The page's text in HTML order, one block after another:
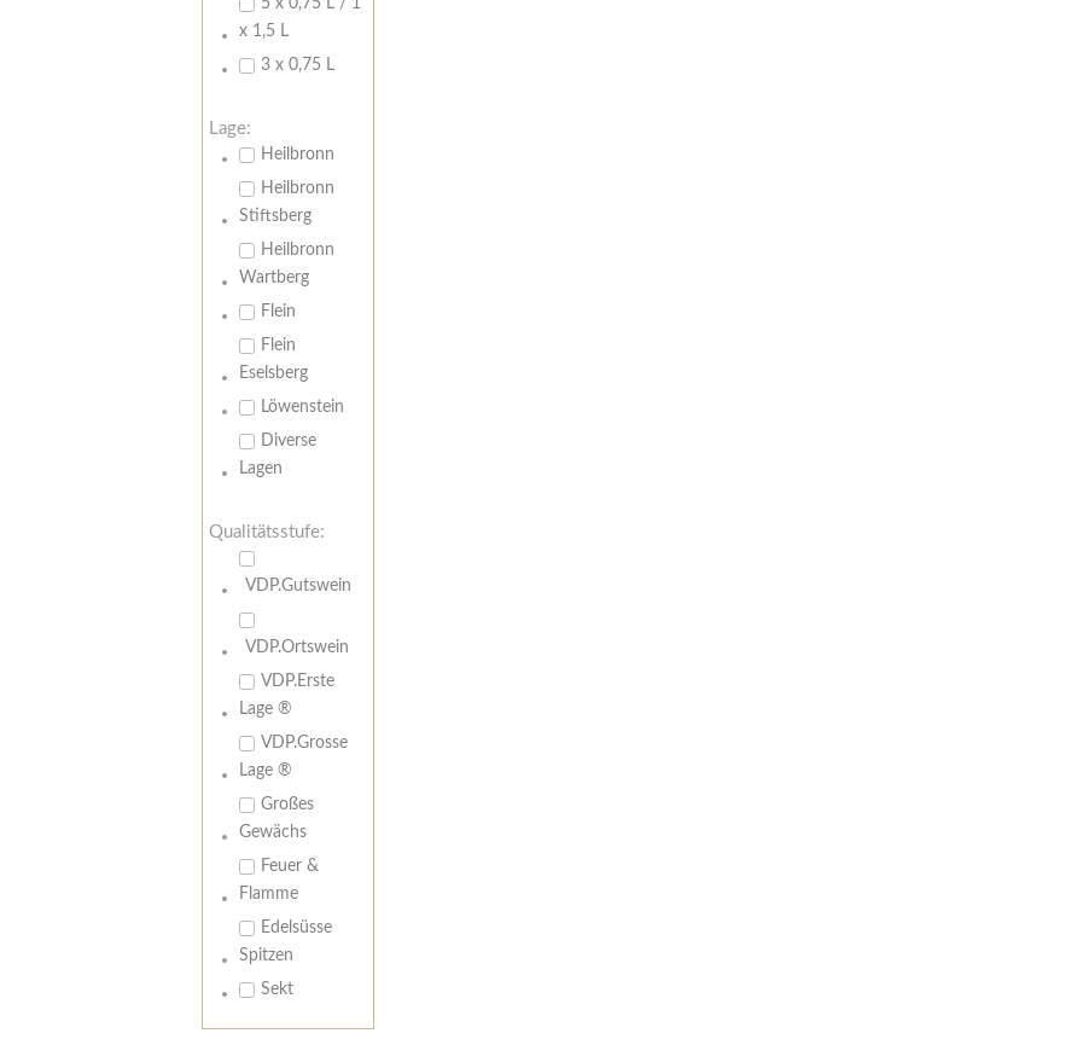
5 x 0,75 L / 1
x 1,5 L
3 x 0,75 L
Lage:
Heilbronn
Heilbronn
Stiftsberg
Heilbronn
Wartberg
Flein
Flein
Eselsberg
Löwenstein
Diverse
Lagen
Qualitätsstufe:
VDP.Gutswein
VDP.Ortswein
VDP.Erste
Lage ®
VDP.Grosse
Lage ®
Großes
Gewächs
Feuer &
Flamme
Edelsüsse
Spitzen
Sekt